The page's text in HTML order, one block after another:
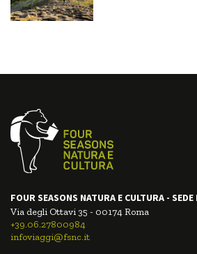
FOUR SEASONS NATURA E CULTURA -
Via degli Ottavi 35 - 00174 Roma
+39.06.27800984
infoviaggi@fsnc.it